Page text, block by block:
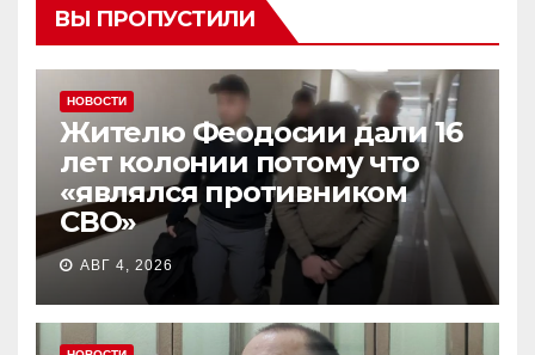
ВЫ ПРОПУСТИЛИ
НОВОСТИ
Жителю Феодосии дали 16
лет колонии потому что
«являлся противником
СВО»
АВГ 4, 2026